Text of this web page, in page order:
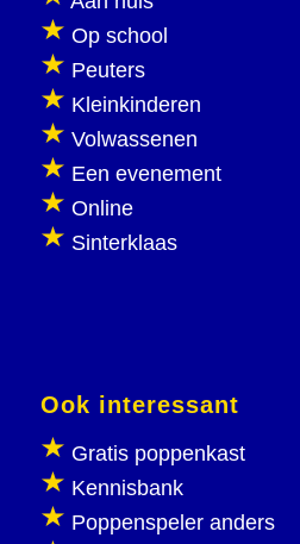
Op school
Peuters
Kleinkinderen
Volwassenen
Een evenement
Online
Sinterklaas
Ook interessant
Gratis poppenkast
Kennisbank
Poppenspeler anders